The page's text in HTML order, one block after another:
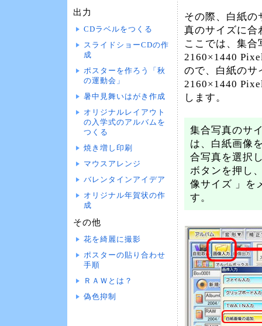
出力
CDラベルをつくる
スライドショーCDの作
成
ポスターを作ろう「秋
の運動会」
暑中見舞いはがき作成
オリジナルレイアウト
の入学式のアルバムを
つくる
焼き増し印刷
マウスアレンジ
バレンタインアイデア
オリジナル年賀状の作
成
その他
花を綺麗に撮影
ポスターの貼り合わせ
手順
ＲＡＷとは？
偽色抑制
その際、白紙の
真のサイズに合
ここでは、集合
2160×1440
ので、白紙のサ
2160×1440
します。
集合写真のサ
は、白紙画像
合写真を選択
ボタンを押し
像サイズ 」を
す。